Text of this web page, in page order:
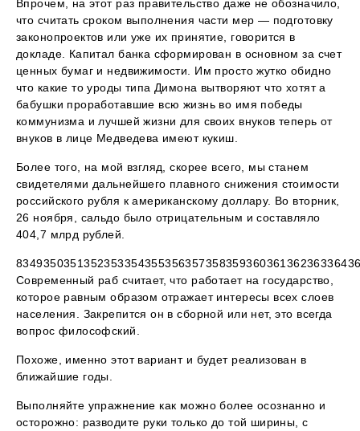
Впрочем, на этот раз правительство даже не обозначило,
что считать сроком выполнения части мер — подготовку
законопроектов или уже их принятие, говорится в
докладе. Капитал банка сформирован в основном за счет
ценных бумаг и недвижимости. Им просто жутко обидно
что какие то уроды типа Димона вытворяют что хотят а
бабушки проработавшие всю жизнь во имя победы
коммунизма и лучшей жизни для своих внуков теперь от
внуков в лице Медведева имеют кукиш.
Более того, на мой взгляд, скорее всего, мы станем
свидетелями дальнейшего плавного снижения стоимости
российского рубля к американскому доллару. Во вторник,
26 ноября, сальдо было отрицательным и составляло
404,7 млрд рублей.
Современный раб считает, что работает на государство,
которое равным образом отражает интересы всех слоев
населения. Закрепится он в сборной или нет, это всегда
вопрос философский.
Похоже, именно этот вариант и будет реализован в
ближайшие годы.
Выполняйте упражнение как можно более осознанно и
осторожно: разводите руки только до той ширины, с